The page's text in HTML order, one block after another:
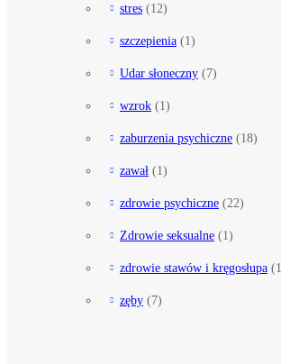
stres (12)
szczepienia (1)
Udar słoneczny (7)
wzrok (1)
zaburzenia psychiczne (18)
zawał (1)
zdrowie psychiczne (22)
Zdrowie seksualne (1)
zdrowie stawów i kręgosłupa
zęby (7)